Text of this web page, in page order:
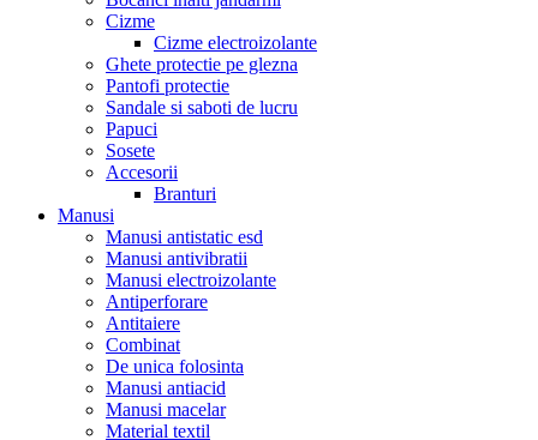
Cizme
Cizme electroizolante
Ghete protectie pe glezna
Pantofi protectie
Sandale si saboti de lucru
Papuci
Sosete
Accesorii
Branturi
Manusi
Manusi antistatic esd
Manusi antivibratii
Manusi electroizolante
Antiperforare
Antitaiere
Combinat
De unica folosinta
Manusi antiacid
Manusi macelar
Material textil